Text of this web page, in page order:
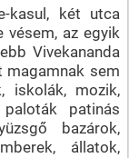
kasul, két utca
vésem, az egyik
Vivekananda
magamnak sem
iskolák, mozik,
patinás
bazárok,
állatok,